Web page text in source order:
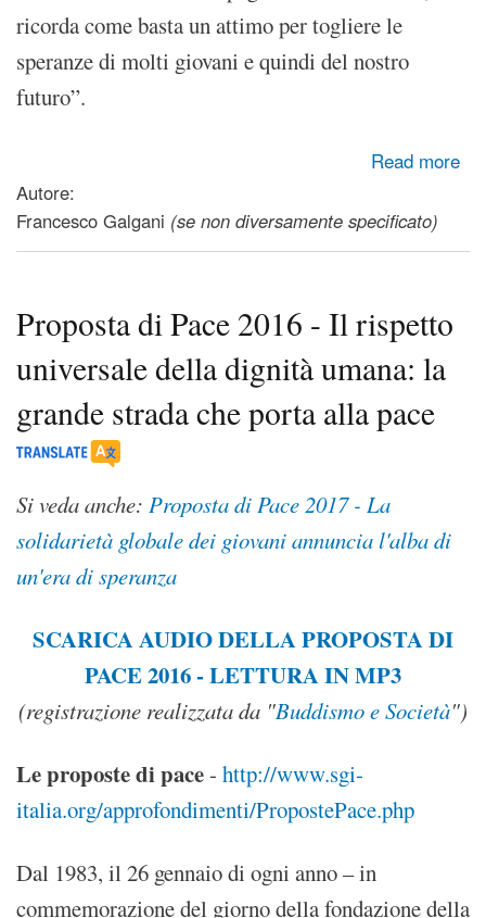
ricorda come basta un attimo per togliere le
speranze di molti giovani e quindi del nostro
futuro”.
Read more
about Terrorismo, studenti musulmani di Uninettuno sul
Autore:
Francesco Galgani (se non diversamente specificato)
Proposta di Pace 2016 - Il rispetto
universale della dignità umana: la
grande strada che porta alla pace
Si veda anche: Proposta di Pace 2017 - La
solidarietà globale dei giovani annuncia l'alba di
un'era di speranza
SCARICA AUDIO DELLA PROPOSTA DI
PACE 2016 - LETTURA IN MP3
(registrazione realizzata da "Buddismo e Società")
Le proposte di pace- http://www.sgi-
italia.org/approfondimenti/PropostePace.php
Dal 1983, il 26 gennaio di ogni anno – in
commemorazione del giorno della fondazione della